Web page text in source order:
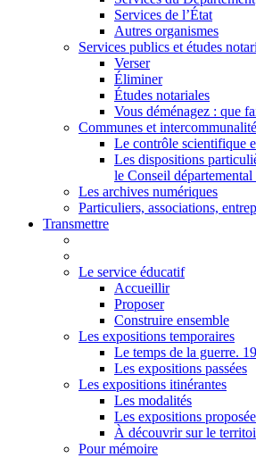
Services de l’État
Autres organismes
Services publics et études
Verser
Éliminer
Études notariales
Vous déménagez : que
Communes et
Le contrôle scientifique
Les dispositions
le Conseil
Les archives numériques
Particuliers, associations,
Transmettre
Le service éducatif
Accueillir
Proposer
Construire ensemble
Les expositions temporaires
Le temps de la guerre.
Les expositions passées
Les expositions itinérantes
Les modalités
Les expositions
À découvrir sur le
Pour mémoire